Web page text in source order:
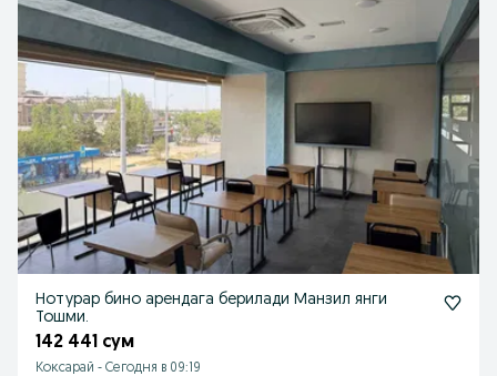
Нотурар бино арендага берилади Манзил янги
Тошми.
142 441 сум
Коксарай - Сегодня в 09:19